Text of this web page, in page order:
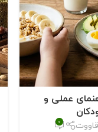
عملی و
0